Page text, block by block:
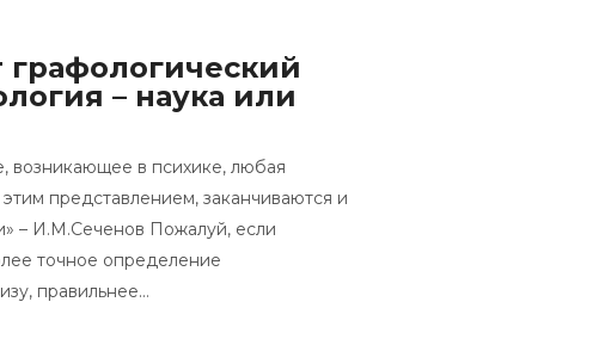
графологический
– наука или
возникающее в психике, любая
представлением, заканчиваются и
– И.М.Сеченов Пожалуй, если
точное определение
правильнее…